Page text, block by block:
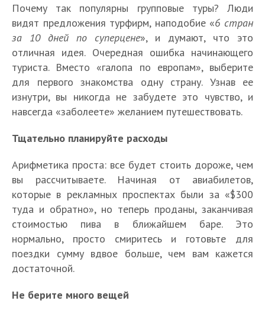
Почему так популярны групповые туры? Люди
видят предложения турфирм, наподобие «6 стран
за 10 дней по суперцене», и думают, что это
отличная идея. Очередная ошибка начинающего
туриста. Вместо «галопа по европам», выберите
для первого знакомства одну страну. Узнав ее
изнутри, вы никогда не забудете это чувство, и
навсегда «заболеете» желанием путешествовать.
Тщательно планируйте расходы
Арифметика проста: все будет стоить дороже, чем
вы рассчитываете. Начиная от авиабилетов,
которые в рекламных проспектах были за «$300
туда и обратно», но теперь проданы, заканчивая
стоимостью пива в ближайшем баре. Это
нормально, просто смиритесь и готовьте для
поездки сумму вдвое больше, чем вам кажется
достаточной.
Не берите много вещей